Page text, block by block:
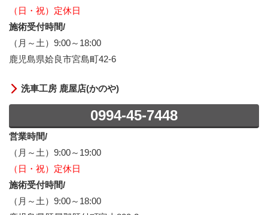
（日・祝）定休日
施術受付時間/
（月～土）9:00～18:00
鹿児島県姶良市宮島町42-6
洗車工房 鹿屋店(かのや)
0994-45-7448
営業時間/
（月～土）9:00～19:00
（日・祝）定休日
施術受付時間/
（月～土）9:00～18:00